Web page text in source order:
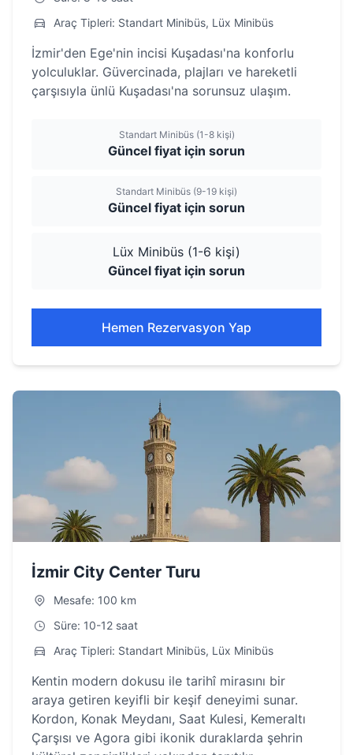
Araç Tipleri: Standart Minibüs, Lüx Minibüs
İzmir'den Ege'nin incisi Kuşadası'na konforlu
yolculuklar. Güvercinada, plajları ve hareketli
çarşısıyla ünlü Kuşadası'na sorunsuz ulaşım.
Standart Minibüs (1-8 kişi)
Güncel fiyat için sorun
Standart Minibüs (9-19 kişi)
Güncel fiyat için sorun
Lüx Minibüs (1-6 kişi)
Güncel fiyat için sorun
Hemen Rezervasyon Yap
İzmir City Center Turu
Mesafe: 100 km
Süre: 10-12 saat
Araç Tipleri: Standart Minibüs, Lüx Minibüs
Kentin modern dokusu ile tarihî mirasını bir
araya getiren keyifli bir keşif deneyimi sunar.
Kordon, Konak Meydanı, Saat Kulesi, Kemeraltı
Çarşısı ve Agora gibi ikonik duraklarda şehrin